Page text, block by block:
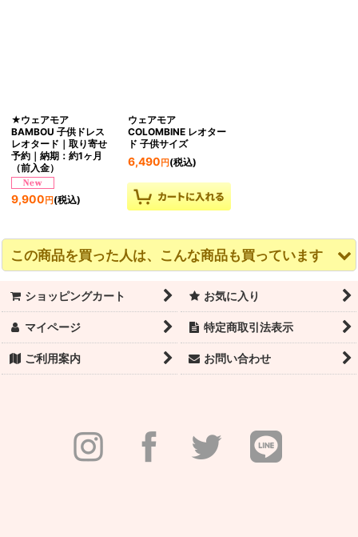
★ウェアモア
BAMBOU 子供ドレス
レオタード｜取り寄せ
予約｜納期：約1ヶ月
（前入金）
9,900 円 (税込)
ウェアモア
COLOMBINE レオター
ド 子供サイズ
6,490 円(税込)
この商品を買った人は、こんな商品も買っています
ヌ）子供サイズ｜予約
注文（納期約1ヶ月）
(税込)
｜予約注文（納期約1ヶ
月）
サイズ｜予約注文（納
期約1ヶ月）
ショッピングカート お気に入り
マイページ 特定商取引法表示
ご利用案内 お問い合わせ